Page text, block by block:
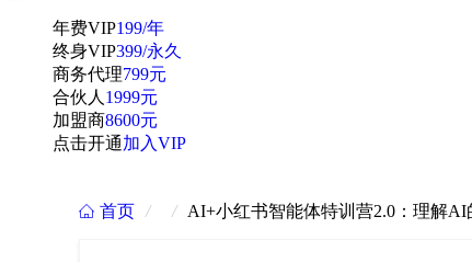
年费VIP199/年
终身VIP399/永久
商务代理799元
合伙人 1999元
加盟商8600元
点击开通加入VIP
 首页 / / AI+小红书智能体特训营2.0：理解AI